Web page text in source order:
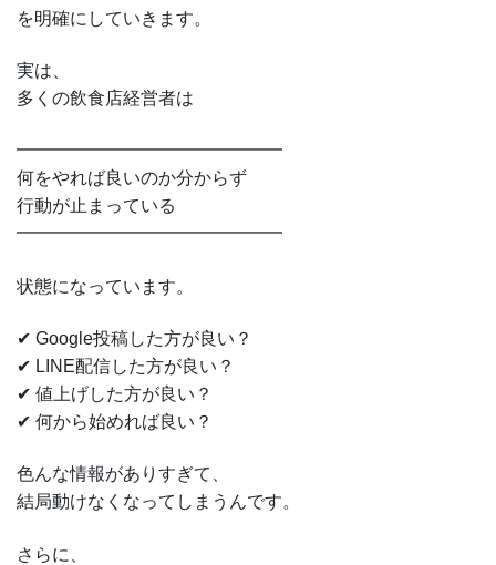
を明確にしていきます。
実は、
多くの飲食店経営者は
━━━━━━━━━━━━━━━
何をやれば良いのか分からず
行動が止まっている
━━━━━━━━━━━━━━━
状態になっています。
✔ Google投稿した方が良い？
✔ LINE配信した方が良い？
✔ 値上げした方が良い？
✔ 何から始めれば良い？
色んな情報がありすぎて、
結局動けなくなってしまうんです。
さらに、